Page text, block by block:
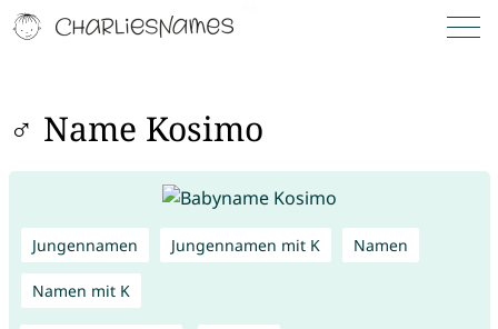
♂ Name Kosimo
Jungennamen Jungennamen mit K Namen
Namen mit K